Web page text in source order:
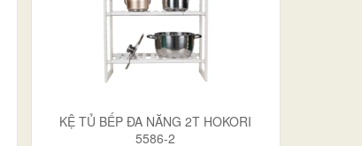
KỆ TỦ BẾP ĐA NĂNG 2T HOKORI
5586-2